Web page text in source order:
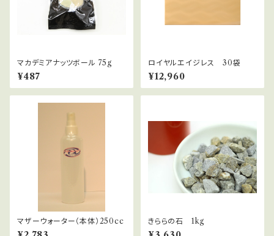
マカデミアナッツボール 75g
¥487
ロイヤルエイジレス 30袋
¥12,960
マザーウォーター（本体）250cc きららの石 1kg